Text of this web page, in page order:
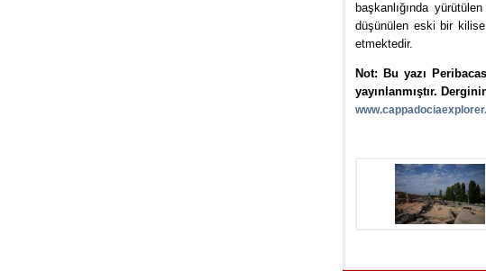
başkanlığında
düşünülen eski bir kilise
etmektedir.
Not: Bu yazı
yayınlanmıştır.